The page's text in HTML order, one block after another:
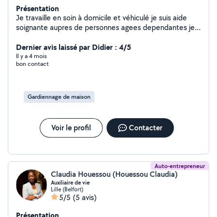
Présentation
Je travaille en soin à domicile et véhiculé je suis aide
soignante aupres de personnes agees dependantes je
et serviable et minutieuse et je suis disponible pour du
ménage du repassage j'adore repasser et faire du
rangement je suis véhiculé
Dernier avis laissé par Didier : 4/5
Il y a 4 mois
bon contact
Gardiennage de maison
Voir le profil Contacter
Auto-entrepreneur
Claudia Houessou (Houessou Claudia)
Auxiliaire de vie
Lille (Belfort)
5/5 (5 avis)